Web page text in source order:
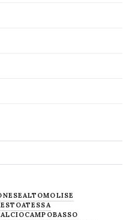
ALTOMOLISE
ATESSA
CAMPOBASSO